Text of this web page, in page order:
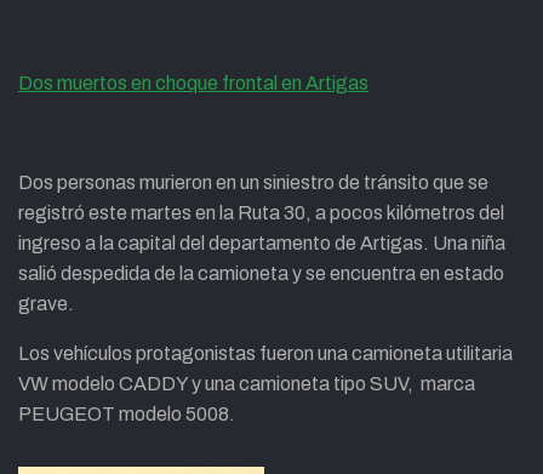
Dos muertos en choque frontal en Artigas
Dos personas murieron en un siniestro de tránsito que se
registró este martes en la Ruta 30, a pocos kilómetros del
ingreso a la capital del departamento de Artigas. Una niña
salió despedida de la camioneta y se encuentra en estado
grave.
Los vehículos protagonistas fueron una camioneta utilitaria
VW modelo CADDY y una camioneta tipo SUV, marca
PEUGEOT modelo 5008.